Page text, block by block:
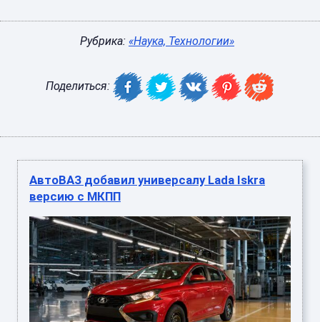
Рубрика: «Наука, Технологии»
Поделиться:
АвтоВАЗ добавил универсалу Lada Iskra
версию с МКПП